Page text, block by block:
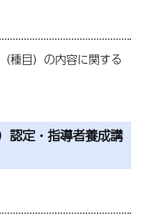
種目）の内容に関する
認定・指導者養成講